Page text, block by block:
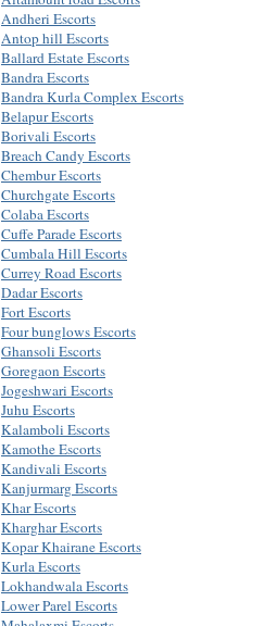
Andheri Escorts
Antop hill Escorts
Ballard Estate Escorts
Bandra Escorts
Bandra Kurla Complex Escorts
Belapur Escorts
Borivali Escorts
Breach Candy Escorts
Chembur Escorts
Churchgate Escorts
Colaba Escorts
Cuffe Parade Escorts
Cumbala Hill Escorts
Currey Road Escorts
Dadar Escorts
Fort Escorts
Four bunglows Escorts
Ghansoli Escorts
Goregaon Escorts
Jogeshwari Escorts
Juhu Escorts
Kalamboli Escorts
Kamothe Escorts
Kandivali Escorts
Kanjurmarg Escorts
Khar Escorts
Kharghar Escorts
Kopar Khairane Escorts
Kurla Escorts
Lokhandwala Escorts
Lower Parel Escorts